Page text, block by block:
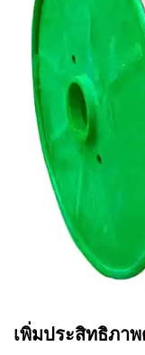
เพิ่มประสิทธิภาพ